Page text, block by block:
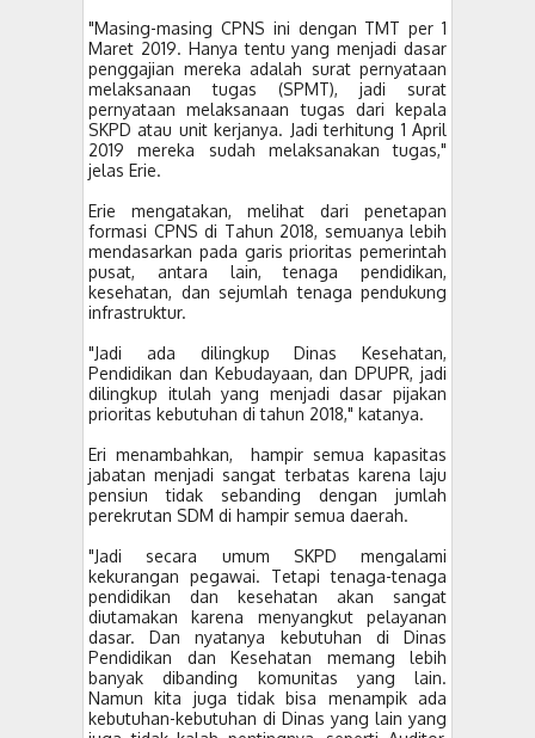
"Masing-masing CPNS ini dengan TMT per 1
Maret 2019. Hanya tentu yang menjadi dasar
penggajian mereka adalah surat pernyataan
melaksanaan tugas (SPMT), jadi surat
pernyataan melaksanaan tugas dari kepala
SKPD atau unit kerjanya. Jadi terhitung 1 April
2019 mereka sudah melaksanakan tugas,"
jelas Erie.
Erie mengatakan, melihat dari penetapan
formasi CPNS di Tahun 2018, semuanya lebih
mendasarkan pada garis prioritas pemerintah
pusat, antara lain, tenaga pendidikan,
kesehatan, dan sejumlah tenaga pendukung
infrastruktur.
"Jadi ada dilingkup Dinas Kesehatan,
Pendidikan dan Kebudayaan, dan DPUPR, jadi
dilingkup itulah yang menjadi dasar pijakan
prioritas kebutuhan di tahun 2018," katanya.
Eri menambahkan, hampir semua kapasitas
jabatan menjadi sangat terbatas karena laju
pensiun tidak sebanding dengan jumlah
perekrutan SDM di hampir semua daerah.
"Jadi secara umum SKPD mengalami
kekurangan pegawai. Tetapi tenaga-tenaga
pendidikan dan kesehatan akan sangat
diutamakan karena menyangkut pelayanan
dasar. Dan nyatanya kebutuhan di Dinas
Pendidikan dan Kesehatan memang lebih
banyak dibanding komunitas yang lain.
Namun kita juga tidak bisa menampik ada
kebutuhan-kebutuhan di Dinas yang lain yang